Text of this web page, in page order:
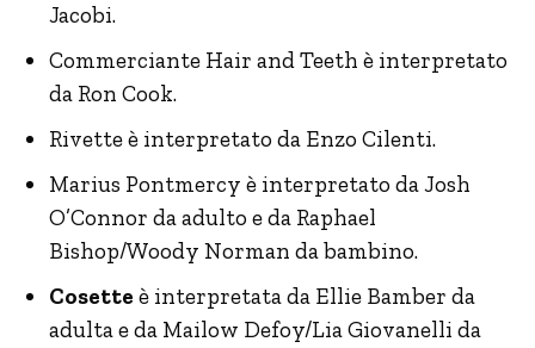
Jacobi.
Commerciante Hair and Teeth è interpretato
da Ron Cook.
Rivette è interpretato da Enzo Cilenti.
Marius Pontmercy è interpretato da Josh
O’Connor da adulto e da Raphael
Bishop/Woody Norman da bambino.
Cosette è interpretata da Ellie Bamber da
adulta e da Mailow Defoy/Lia Giovanelli da